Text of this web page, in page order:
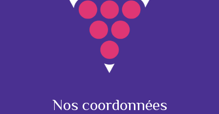
Nos coordonnées